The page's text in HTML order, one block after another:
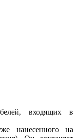
входящих в
нанесенного на